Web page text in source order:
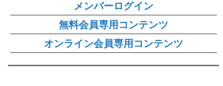
メンバーログイン
無料会員専用コンテンツ
オンライン会員専用コンテンツ